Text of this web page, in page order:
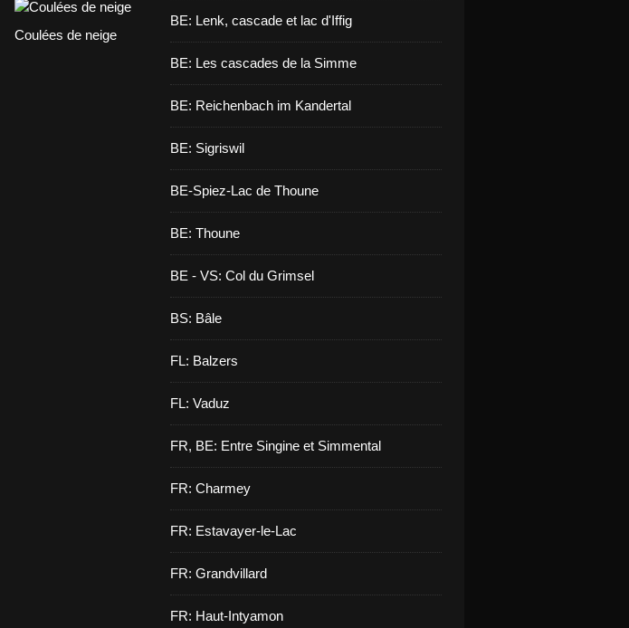
Coulées de neige
BE: Lenk, cascade et lac d'Iffig
BE: Les cascades de la Simme
BE: Reichenbach im Kandertal
BE: Sigriswil
BE-Spiez-Lac de Thoune
BE: Thoune
BE - VS: Col du Grimsel
BS: Bâle
FL: Balzers
FL: Vaduz
FR, BE: Entre Singine et Simmental
FR: Charmey
FR: Estavayer-le-Lac
FR: Grandvillard
FR: Haut-Intyamon